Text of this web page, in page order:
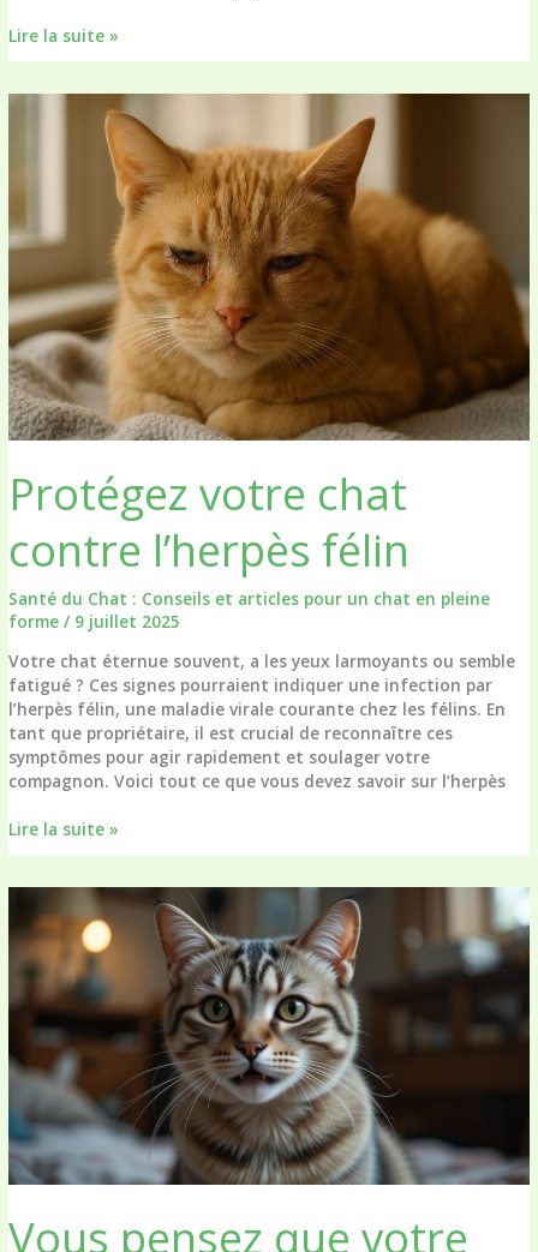
Sonde
urinaire
en
placer
risques
et
complications
Lire la suite »
Protégez votre chat
contre l’herpès félin
Santé du Chat : Conseils et articles pour un chat en pleine
forme / 9 juillet 2025
Votre chat éternue souvent, a les yeux larmoyants ou semble
fatigué ? Ces signes pourraient indiquer une infection par
l’herpès félin, une maladie virale courante chez les félins. En
tant que propriétaire, il est crucial de reconnaître ces
symptômes pour agir rapidement et soulager votre
compagnon. Voici tout ce que vous devez savoir sur l’herpès
Protégez
votre
l’herpès
félin
Lire la suite »
Vous pensez que votre